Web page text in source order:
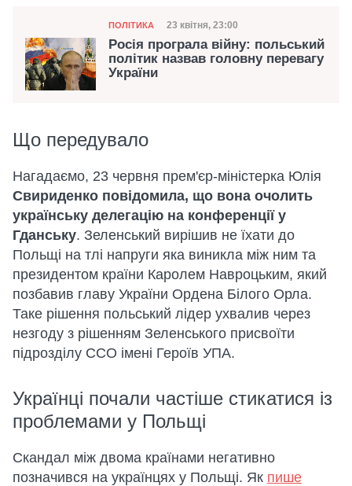
Категорія
ПОЛІТИКА Дата публікації
23 квітня, 23:00
Росія програла війну: польський
політик назвав головну перевагу
України
Що передувало
Нагадаємо, 23 червня прем'єр-міністерка Юлія
Свириденко повідомила, що вона очолить
українську делегацію на конференції у
Гданську. Зеленський вирішив не їхати до
Польщі на тлі напруги яка виникла між ним та
президентом країни Каролем Навроцьким, який
позбавив главу України Ордена Білого Орла.
Таке рішення польський лідер ухвалив через
незгоду з рішенням Зеленського присвоїти
підрозділу ССО імені Героїв УПА.
Українці почали частіше стикатися із
проблемами у Польщі
Скандал між двома країнами негативно
позначився на українцях у Польщі. Як пише